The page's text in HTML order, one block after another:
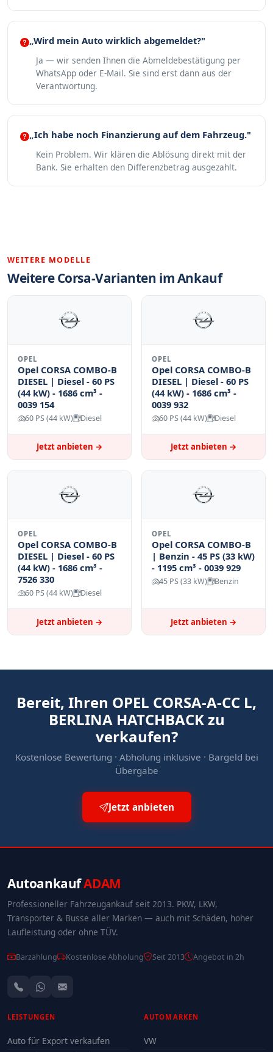
„Wird mein Auto wirklich abgemeldet?"
Ja — wir senden Ihnen die Abmeldebestätigung per
WhatsApp oder E-Mail. Sie sind erst dann aus der
Verantwortung.
„Ich habe noch Finanzierung auf dem Fahrzeug."
Kein Problem. Wir klären die Ablösung direkt mit der
Bank. Sie erhalten den Differenzbetrag ausgezahlt.
WEITERE MODELLE
Weitere Corsa-Varianten im Ankauf
OPEL
Opel CORSA COMBO-B
DIESEL | Diesel - 60 PS
(44 kW) - 1686 cm³ -
0039 154
60 PS (44 kW) Diesel
Jetzt anbieten →
OPEL
Opel CORSA COMBO-B
DIESEL | Diesel - 60 PS
(44 kW) - 1686 cm³ -
0039 932
60 PS (44 kW) Diesel
Jetzt anbieten →
OPEL
Opel CORSA COMBO-B
DIESEL | Diesel - 60 PS
(44 kW) - 1686 cm³ -
7526 330
60 PS (44 kW) Diesel
Jetzt anbieten →
OPEL
Opel CORSA COMBO-B
| Benzin - 45 PS (33 kW)
- 1195 cm³ - 0039 929
45 PS (33 kW) Benzin
Jetzt anbieten →
Bereit, Ihren OPEL CORSA-A-CC L,
BERLINA HATCHBACK zu
verkaufen?
Kostenlose Bewertung · Abholung inklusive · Bargeld bei
Übergabe
Jetzt anbieten
AutoankaufADAM
Professioneller Fahrzeugankauf seit 2013. PKW, LKW,
Transporter & Busse aller Marken — auch mit Schäden, hoher
Laufleistung oder ohne TÜV.
Barzahlung Kostenlose Abholung Seit 2013 Angebot in 2h
LEISTUNGEN
Auto für Export verkaufen
AUTOMARKEN
VW